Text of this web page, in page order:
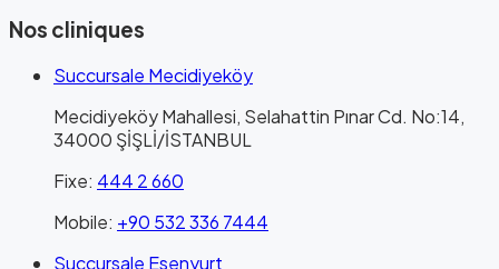
Nos cliniques
Succursale Mecidiyeköy
Mecidiyeköy Mahallesi, Selahattin Pınar Cd. No:14,
34000 ŞİŞLİ/İSTANBUL
Fixe: 444 2 660
Mobile: +90 532 336 7444
Succursale Esenyurt